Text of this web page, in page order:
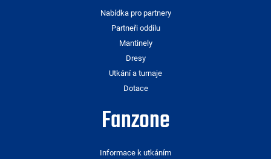
Nabídka pro partnery
Partneři oddílu
Mantinely
Dresy
Utkání a turnaje
Dotace
Fanzone
Informace k utkáním